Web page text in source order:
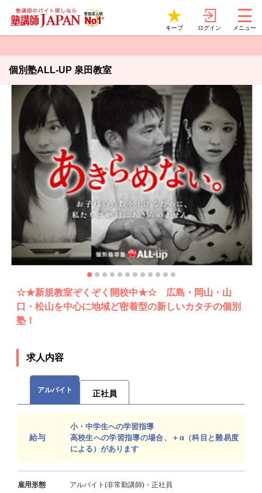
キープ ログイン メニュー
個別塾ALL-UP 泉田教室
☆★新規教室ぞくぞく開校中★☆ 広島・岡山・山
口・松山を中心に地域ど密着型の新しいカタチの個別
塾！
求人内容
アルバイト 正社員
給与
小・中学生への学習指導
高校生への学習指導の場合、＋α（科目と難易度
による）があります
雇用形態 アルバイト(非常勤講師)・正社員